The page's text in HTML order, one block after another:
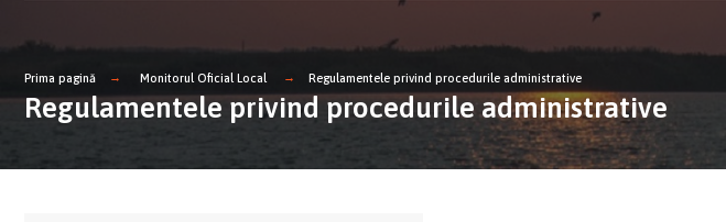
Prima pagină Monitorul Oficial Local Regulamentele privind procedurile administrative
Regulamentele privind procedurile administrative